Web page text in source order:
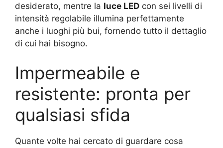
desiderato, mentre la luce LED con sei livelli di
intensità regolabile illumina perfettamente
anche i luoghi più bui, fornendo tutto il dettaglio
di cui hai bisogno.
Impermeabile e
resistente: pronta per
qualsiasi sfida
Quante volte hai cercato di guardare cosa